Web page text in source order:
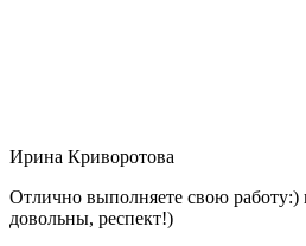
Ирина Криворотова
Отлично выполняете свою работу:)
довольны, респект!)